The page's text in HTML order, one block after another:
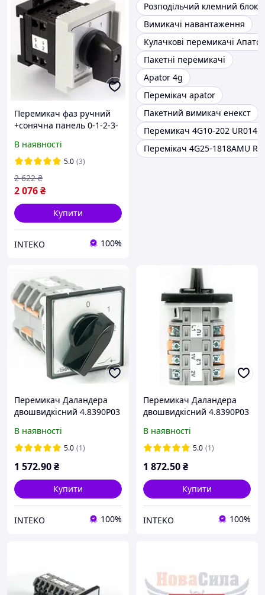
Перемикач фаз ручний
+сонячна панель 0-1-2-3-
інвертор, 40A
В наявності
5.0 (3)
2 076₴
2 622 ₴
Купити
INTEKO 100%
Розподільчий клемний блок
Вимикачі навантаження
Кулачкові перемикачі
Пакетні перемикачі
Apator 4g
Перемікач apator
Пакетний вимикач енекст
Перемикач 4G10-202 UR014
Перемікач 4G25-1818AMU
Перемикач Даландера
двошвидкісний 4.8390P03
В наявності
5.0 (1)
1 572.90₴
Купити
INTEKO 100%
Перемикач Даландера
двошвидкісний 4.8390P03
В наявності
5.0 (1)
1 872.50₴
Купити
INTEKO 100%